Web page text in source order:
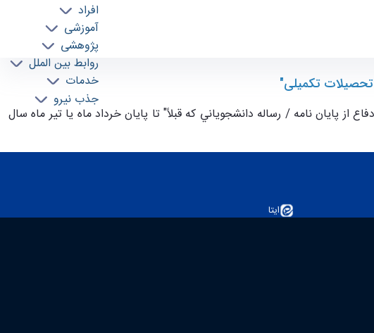
افراد
آموزشی
پژوهشی
روابط بین الملل
خدمات
جذب نیرو
تحصيلات تكميلی"
پايان نامه / رساله دانشجوياني كه قبلاً" تا پايان خرداد ماه يا تير ماه سال
ایتا